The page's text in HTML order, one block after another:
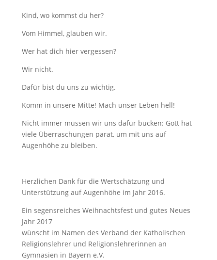
Kind, wo kommst du her?
Vom Himmel, glauben wir.
Wer hat dich hier vergessen?
Wir nicht.
Dafür bist du uns zu wichtig.
Komm in unsere Mitte! Mach unser Leben hell!
Nicht immer müssen wir uns dafür bücken: Gott hat
viele Überraschungen parat, um mit uns auf
Augenhöhe zu bleiben.
Herzlichen Dank für die Wertschätzung und
Unterstützung auf Augenhöhe im Jahr 2016.
Ein segensreiches Weihnachtsfest und gutes Neues
Jahr 2017
wünscht im Namen des Verband der Katholischen
Religionslehrer und Religionslehrerinnen an
Gymnasien in Bayern e.V.